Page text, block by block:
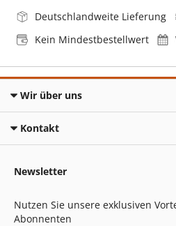
Deutschlandweite Lieferung
Kein Mindestbestellwert
Wir über uns
Kontakt
Newsletter
Nutzen Sie unsere exklusiven
Abonnenten